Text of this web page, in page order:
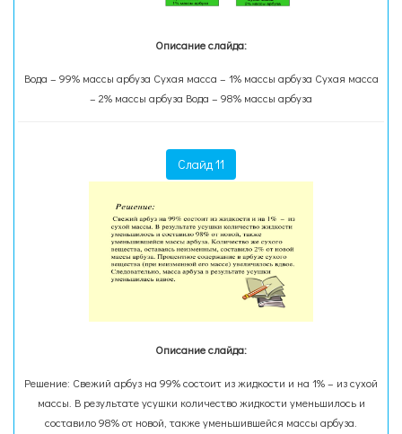
Описание слайда:
Вода – 99% массы арбуза Сухая масса – 1% массы арбуза Сухая масса
– 2% массы арбуза Вода – 98% массы арбуза
Слайд 11
Описание слайда:
Решение: Свежий арбуз на 99% состоит из жидкости и на 1% – из сухой
массы. В результате усушки количество жидкости уменьшилось и
составило 98% от новой, также уменьшившейся массы арбуза.